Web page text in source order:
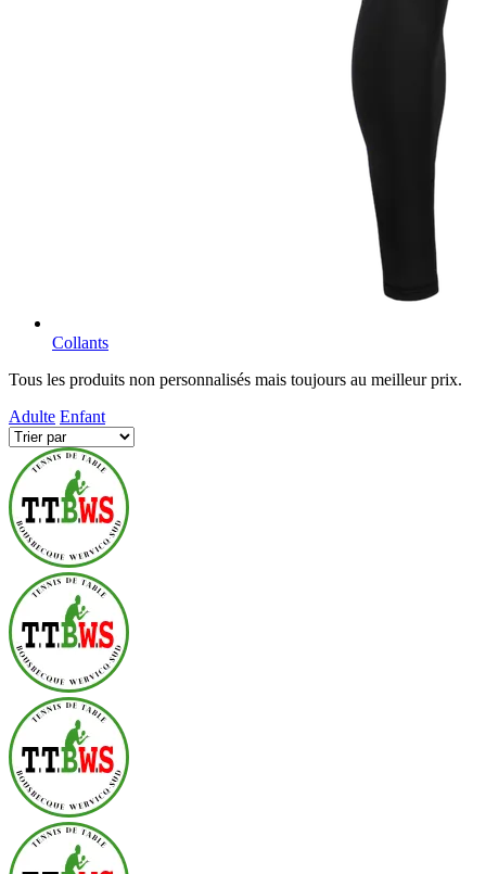
Collants
Tous les produits non personnalisés mais toujours au meilleur prix.
Adulte Enfant